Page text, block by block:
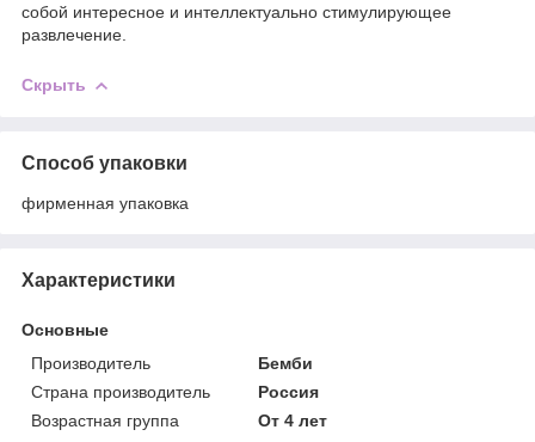
собой интересное и интеллектуально стимулирующее
развлечение.
Скрыть
Способ упаковки
фирменная упаковка
Характеристики
Основные
Производитель
Бемби
Страна производитель
Россия
Возрастная группа
От 4 лет